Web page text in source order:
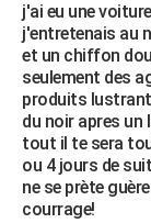
j'ai eu une
j'entretenais au
et un chiffon
seulement des
produits
du noir apres un
tout il te sera
ou 4 jours de
ne se prète
courrage!